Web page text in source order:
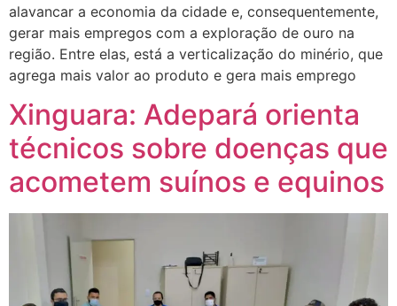
alavancar a economia da cidade e, consequentemente,
gerar mais empregos com a exploração de ouro na
região. Entre elas, está a verticalização do minério, que
agrega mais valor ao produto e gera mais emprego
Xinguara: Adepará orienta
técnicos sobre doenças que
acometem suínos e equinos